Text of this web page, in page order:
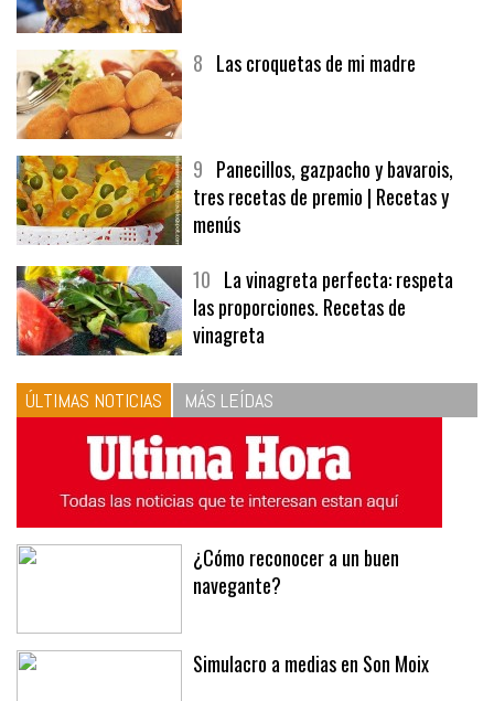
9Panecillos, gazpacho y bavarois,
tres recetas de premio | Recetas y
menús
10La vinagreta perfecta: respeta
las proporciones. Recetas de
vinagreta
ÚLTIMAS NOTICIAS MÁS LEÍDAS
¿Cómo reconocer a un buen